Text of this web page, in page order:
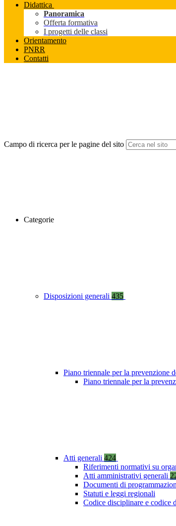
Didattica
Panoramica
Offerta formativa
I progetti delle classi
Orientamento
PNRR
Contatti
Campo di ricerca per le pagine del sito
Categorie
Disposizioni generali 435
Piano triennale per la prevenzione
Piano triennale per la
Atti generali 424
Riferimenti normativi su
Atti amministrativi generali
Documenti di
Statuti e leggi regionali
Codice disciplinare e codice